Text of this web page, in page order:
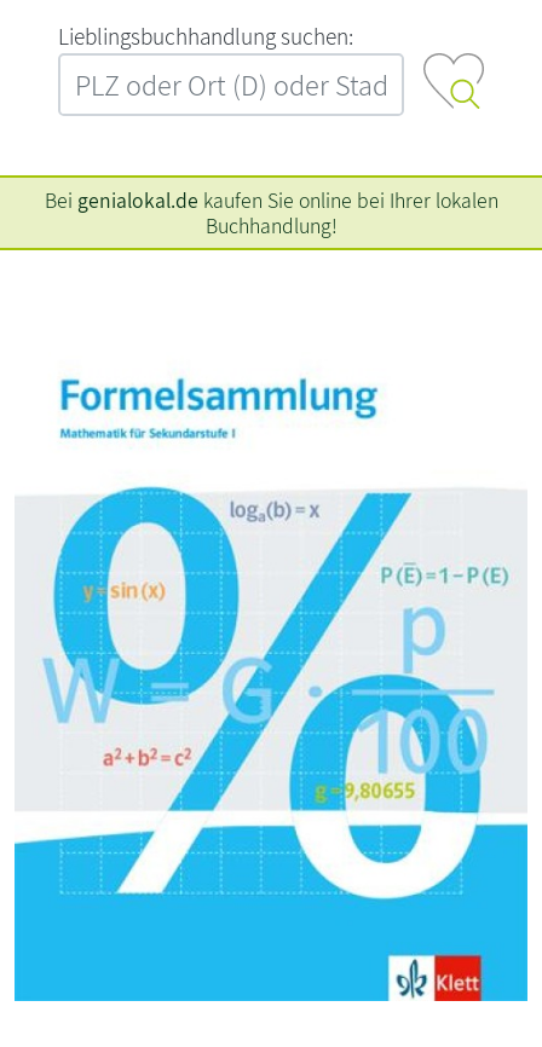
L‍i‍e‍b‍l‍i‍n‍g‍s‍b‍u‍c‍h‍h‍a‍n‍d‍l‍u‍n‍g‍ ‍s‍u‍c‍h‍e‍n‍:‍
Bei genialokal.de kaufen Sie online bei Ihrer lokalen
Buchhandlung!